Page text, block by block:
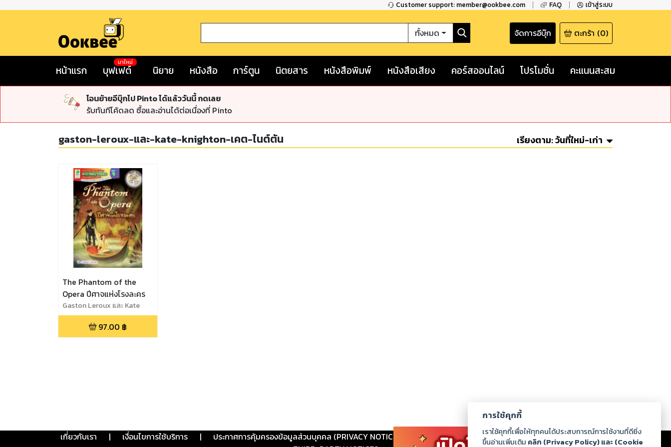
Customer support: member@ookbee.com FAQ เข้าสู่ระบบ
ทั้งหมด จัดการอีบุ๊ก ตะกร้า (0)
หน้าแรก บุฟเฟต์
มาใหม่
นิยาย หนังสือ การ์ตูน นิตยสาร หนังสือพิมพ์ หนังสือเสียง คอร์สออนไลน์ โปรโมชั่น คะแนนสะสม
โอนย้ายอีบุ๊กไป Pinto ได้แล้ววันนี้ กดเลย
รับทันทีโค้ดลด ซื้อและอ่านได้ต่อเนื่องที่ Pinto
gaston-leroux-และ-kate-knighton-เคต-ไนต์ตัน เรียงตาม:วันที่ใหม่-เก่า
The Phantom of the
Opera ปีศาจแห่งโรงละคร
Gaston Leroux และ Kate
Knighton (เคต ไนต์ตัน)
97.00 ฿
เกี่ยวกับเรา | เงื่อนไขการใช้บริการ | ประกาศการคุ้มครองข้อมูลส่วนบุคคล (PRIVACY NOTICE) ติดต่อเรา ร่วมงานกับเรา | ดาวน์โหลด
|
การใช้คุกกี้
เราใช้คุกกี้เพื่อให้ทุกคนได้ประสบการณ์การใช้งานที่ดียิ่ง
ขึ้นอ่านเพิ่มเติม คลิก (Privacy Policy) และ (Cookie